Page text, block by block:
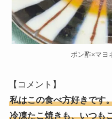
ポン酢×マヨ
【コメント】
私はこの食べ方好きです
冷凍たこ焼きも、いつも